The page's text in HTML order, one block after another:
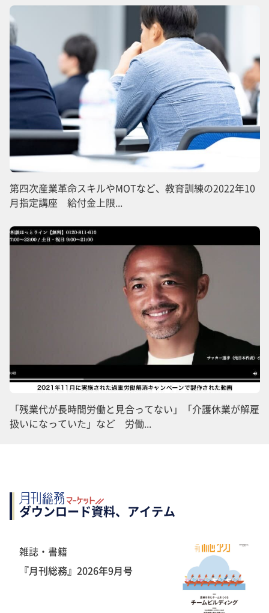
第四次産業革命スキルやMOTなど、教育訓練の2022年10
月指定講座 給付金上限...
「残業代が長時間労働と見合ってない」「介護休業が解雇
扱いになっていた」など 労働...
ダウンロード資料、アイテム
雑誌・書籍
『月刊総務』2026年9月号